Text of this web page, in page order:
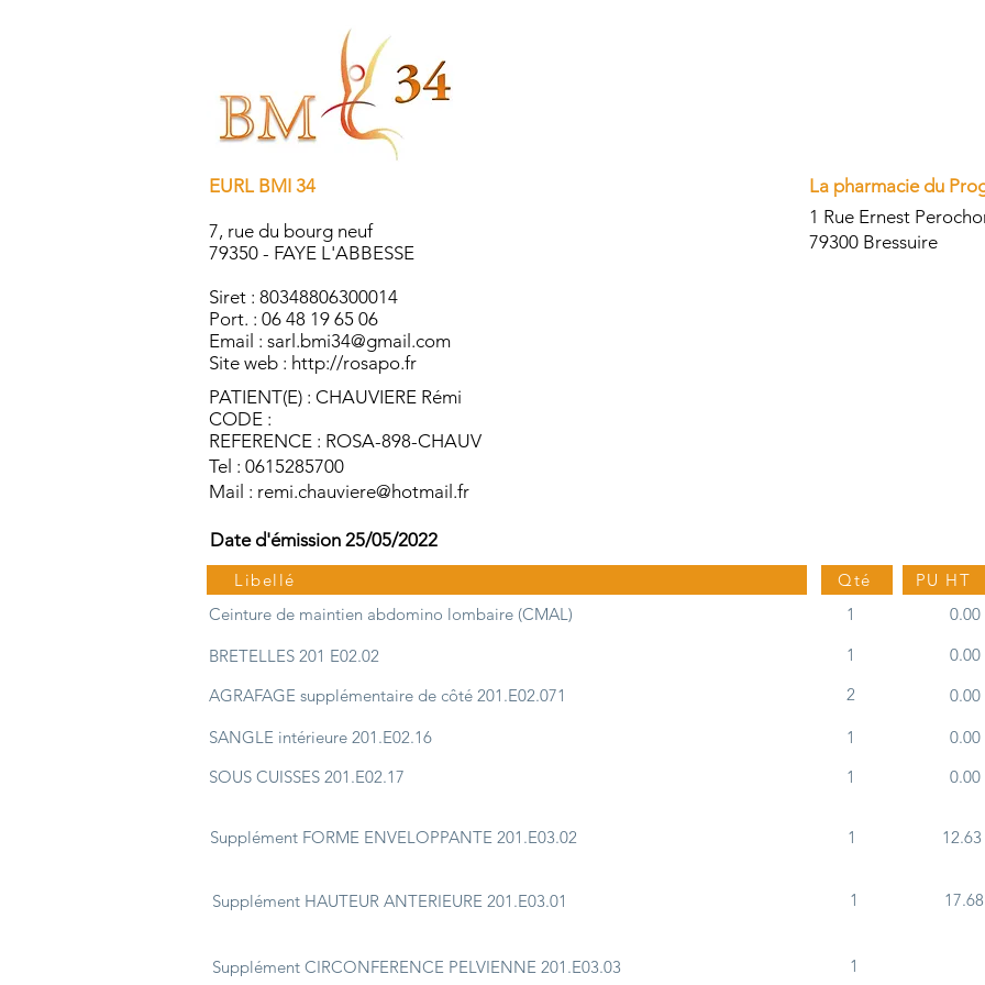
EURL BMI 34
7, rue du bourg neuf
79350 - FAYE L'ABBESSE
Siret : 80348806300014
Port. : 06 48 19 65 06
Email : sarl.bmi34@gmail.com
Site web : http://rosapo.fr
La pharmacie du
1 Rue Ernest
79300 Bressuire
PATIENT(E) : CHAUVIERE Rémi
CODE :
REFERENCE : ROSA-898-CHAUV
Tel : 0615285700
Mail : remi.chauviere@hotmail.fr
Date d'émission 25/05/2022
Libellé Qté PU HT
Ceinture de maintien abdomino lombaire (CMAL)
BRETELLES 201 E02.02
AGRAFAGE supplémentaire de côté 201.E02.071
SANGLE intérieure 201.E02.16
1 0.00
1
0.00
2
0.00
1 0.00
SOUS CUISSES 201.E02.17
1 0.00
Supplément FORME ENVELOPPANTE 201.E03.02 1 12.63
Supplément HAUTEUR ANTERIEURE 201.E03.01 1 17.68
Supplément CIRCONFERENCE PELVIENNE 201.E03.03 1